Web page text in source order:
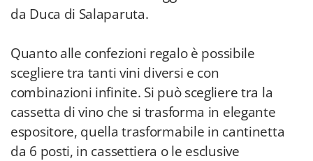
da Duca di Salaparuta.
Quanto alle confezioni regalo è possibile
scegliere tra tanti vini diversi e con
combinazioni infinite. Si può scegliere tra la
cassetta di vino che si trasforma in elegante
espositore, quella trasformabile in cantinetta
da 6 posti, in cassettiera o le esclusive